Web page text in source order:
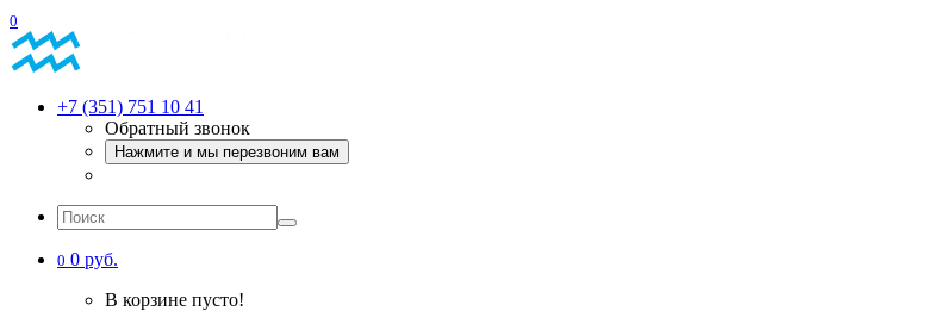
0
+7 (351) 751 10 41
Обратный звонок
Нажмите и мы перезвоним вам
0 0 руб.
В корзине пусто!